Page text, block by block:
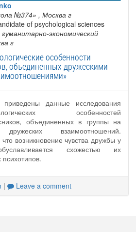
№374» , Москва г
of psychological sciences
экономический
г
особенности
объединенных дружескими
данные исследования
особенностей
объединенных в группы на
взаимоотношений.
возникновение чувства дружбы у
схожестью их
психотипов.
| Leave a comment